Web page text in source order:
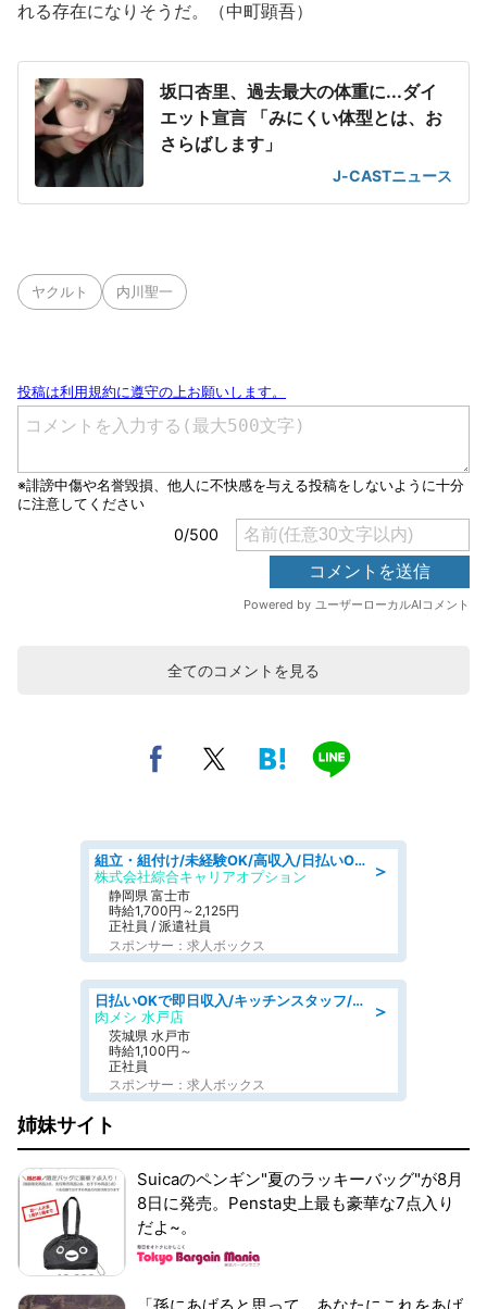
れる存在になりそうだ。（中町顕吾）
坂口杏里、過去最大の体重に...ダイ
エット宣言 「みにくい体型とは、お
さらばします」
J-CASTニュース
ヤクルト 内川聖一
全てのコメントを見る
＞
組立・組付け/未経験OK/高収入/日払いOK/交替制/20・30・40代活躍中
株式会社綜合キャリアオプション
静岡県 富士市
時給1,700円～2,125円
正社員 / 派遣社員
スポンサー：求人ボックス
＞
日払いOKで即日収入/キッチンスタッフ/デリバリー業務など、自己成長可能な幅広い仕事に挑戦!髪型自由&ピアス・ネイルOK/茨城県/水戸市
肉メシ 水戸店
茨城県 水戸市
時給1,100円～
正社員
スポンサー：求人ボックス
姉妹サイト
Suicaのペンギン"夏のラッキーバッグ"が8月
8日に発売。Pensta史上最も豪華な7点入り
だよ~。